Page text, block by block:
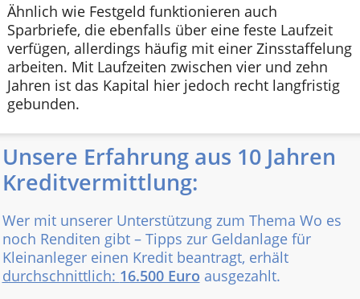
Ähnlich wie Festgeld funktionieren auch
Sparbriefe, die ebenfalls über eine feste Laufzeit
verfügen, allerdings häufig mit einer Zinsstaffelung
arbeiten. Mit Laufzeiten zwischen vier und zehn
Jahren ist das Kapital hier jedoch recht langfristig
gebunden.
Unsere Erfahrung aus 10 Jahren
Kreditvermittlung:
Wer mit unserer Unterstützung zum Thema Wo es
noch Renditen gibt – Tipps zur Geldanlage für
Kleinanleger einen Kredit beantragt, erhält
durchschnittlich: 16.500 Euro ausgezahlt.